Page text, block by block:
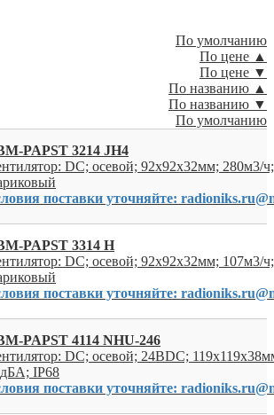
По умолчанию
По цене ▲
По цене ▼
По названию ▲
По названию ▼
По умолчанию
PAPST 3214 JH4
DC; осевой; 92x92x32мм; 280м3/
поставки уточняйте:
PAPST 3314 H
DC; осевой; 92x92x32мм; 107м3/
поставки уточняйте:
PAPST 4114 NHU-246
DC; осевой; 24ВDC;
IP68
поставки уточняйте: